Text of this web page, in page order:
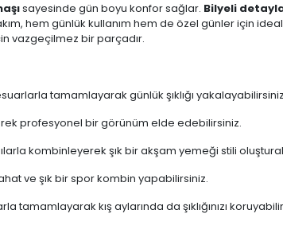
sayesinde gün boyu konfor sağlar. Bilyeli
hem günlük kullanım hem de özel günler için
vazgeçilmez bir parçadır.
tamamlayarak günlük şıklığı
profesyonel bir görünüm elde edebilirsiniz.
kombinleyerek şık bir akşam yemeği stili
ve şık bir spor kombin yapabilirsiniz.
tamamlayarak kış aylarında da şıklığınızı